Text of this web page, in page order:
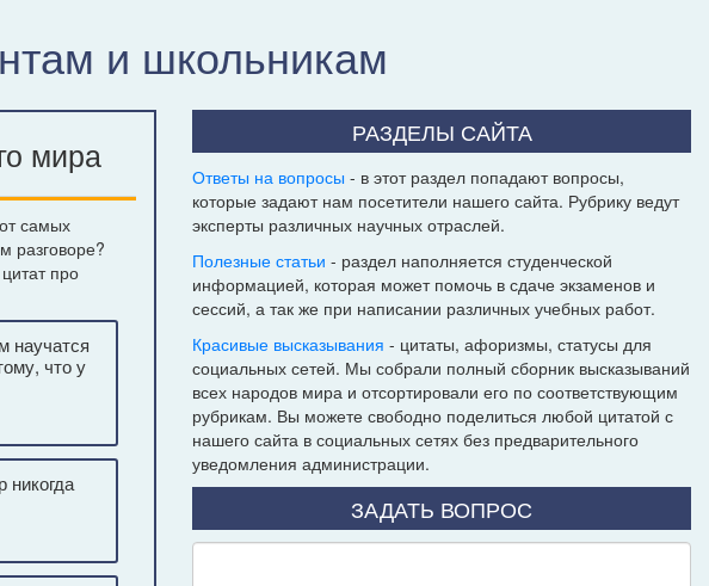
и школьникам
мира
самых
разговоре?
про
научатся
что у
никогда
РАЗДЕЛЫ САЙТА
Ответы на вопросы - в этот раздел попадают вопросы,
которые задают нам посетители нашего сайта. Рубрику ведут
эксперты различных научных отраслей.
Полезные статьи - раздел наполняется студенческой
информацией, которая может помочь в сдаче экзаменов и
сессий, а так же при написании различных учебных работ.
Красивые высказывания - цитаты, афоризмы, статусы для
социальных сетей. Мы собрали полный сборник высказываний
всех народов мира и отсортировали его по соответствующим
рубрикам. Вы можете свободно поделиться любой цитатой с
нашего сайта в социальных сетях без предварительного
уведомления администрации.
ЗАДАТЬ ВОПРОС